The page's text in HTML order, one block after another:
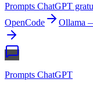
Prompts ChatGPT
OpenCode
Ollama
Prompts ChatGPT